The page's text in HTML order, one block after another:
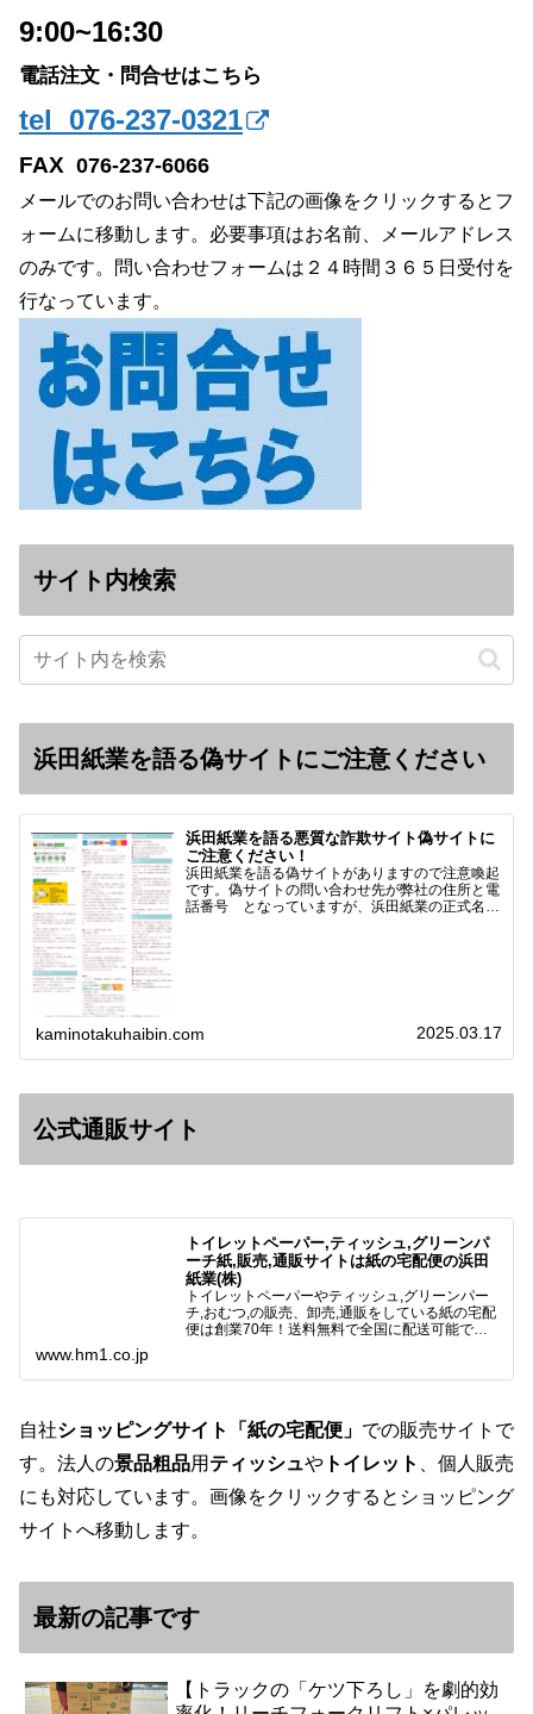
9:00~16:30
電話注文・問合せはこちら
tel 076-237-0321
FAX 076-237-6066
メールでのお問い合わせは下記の画像をクリックするとフ
ォームに移動します。必要事項はお名前、メールアドレス
のみです。問い合わせフォームは２４時間３６５日受付を
行なっています。
サイト内検索
浜田紙業を語る偽サイトにご注意ください
浜田紙業を語る悪質な詐欺サイト偽サイトに
ご注意ください！
浜田紙業を語る偽サイトがありますので注意喚起
です。偽サイトの問い合わせ先が弊社の住所と電
話番号 となっていますが、浜田紙業の正式名称
kaminotakuhaibin.com 2025.03.17
公式通販サイト
トイレットペーパー,ティッシュ,グリーンパ
ーチ紙,販売,通販サイトは紙の宅配便の浜田
紙業(株)
トイレットペーパーやティッシュ,グリーンパー
チ,おむつ,の販売、卸売,通販をしている紙の宅配
便は創業70年！送料無料で全国に配送可能で
様と歩んでまいりま…
www.hm1.co.jp
自社ショッピングサイト「紙の宅配便」 での販売サイトで
す。法人の景品粗品用 ティッシュや トイレット
、個人販売
にも対応しています。画像をクリックするとショッピング
サイトへ移動します。
最新の記事です
【トラックの「ケツ下ろし」を劇的効